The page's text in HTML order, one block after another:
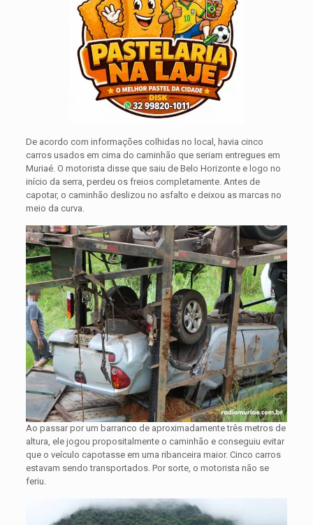
De acordo com informações colhidas no local, havia cinco
carros usados em cima do caminhão que seriam entregues em
Muriaé. O motorista disse que saiu de Belo Horizonte e logo no
início da serra, perdeu os freios completamente. Antes de
capotar, o caminhão deslizou no asfalto e deixou as marcas no
meio da curva.
Ao passar por um barranco de aproximadamente três metros de
altura, ele jogou propositalmente o caminhão e conseguiu evitar
que o veículo capotasse em uma ribanceira maior. Cinco carros
estavam sendo transportados. Por sorte, o motorista não se
feriu.